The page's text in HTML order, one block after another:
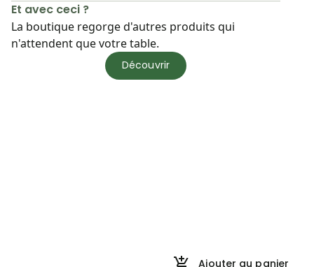
Et avec ceci ?
La boutique regorge d'autres produits qui
n'attendent que votre table.
Découvrir
Ajouter au panier